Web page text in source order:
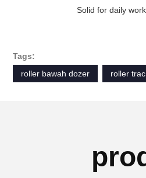
Solid for daily work.
Tags:
roller bawah dozer
roller